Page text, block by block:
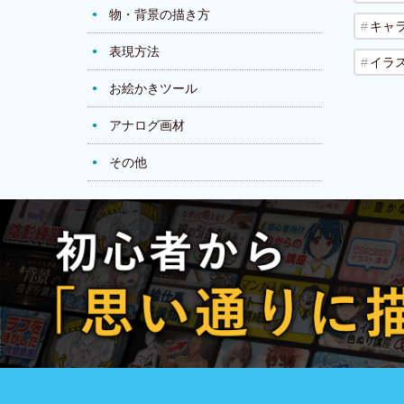
物・背景の描き方
表現方法
お絵かきツール
アナログ画材
その他
キャ
イラ